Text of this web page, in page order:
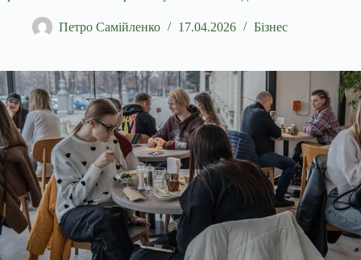
Петро Самійленко 17.04.2026 Бізнес